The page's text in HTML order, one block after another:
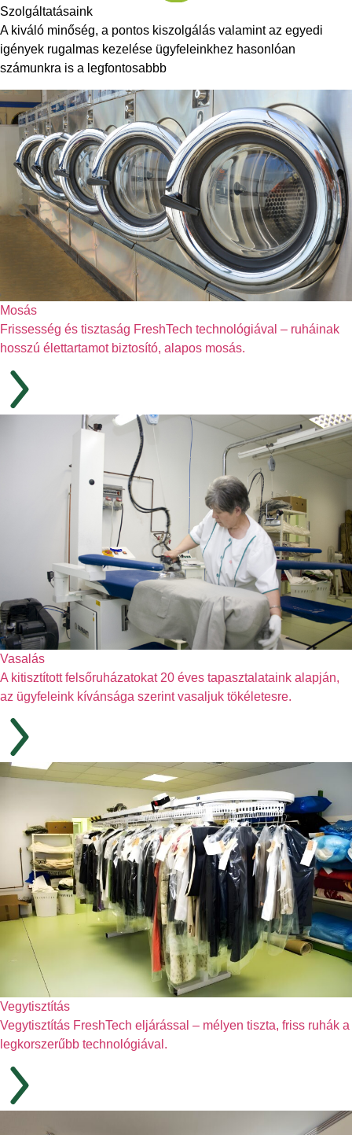
Szolgáltatásaink
A kiváló minőség, a pontos kiszolgálás valamint az egyedi
igények rugalmas kezelése ügyfeleinkhez hasonlóan
számunkra is a legfontosabbb
Mosás
Frissesség és tisztaság FreshTech technológiával – ruháinak
hosszú élettartamot biztosító, alapos mosás.
Vasalás
A kitisztított felsőruházatokat 20 éves tapasztalataink alapján,
az ügyfeleink kívánsága szerint vasaljuk tökéletesre.
Vegytisztítás
Vegytisztítás FreshTech eljárással – mélyen tiszta, friss ruhák a
legkorszerűbb technológiával.